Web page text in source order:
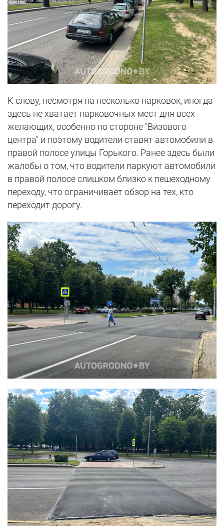
К слову, несмотря на несколько парковок, иногда
здесь не хватает парковочных мест для всех
желающих, особенно по стороне "Визового
центра" и поэтому водители ставят автомобили в
правой полосе улицы Горького. Ранее здесь были
жалобы о том, что водители паркуют автомобили
в правой полосе слишком близко к пешеходному
переходу, что ограничивает обзор на тех, кто
переходит дорогу.